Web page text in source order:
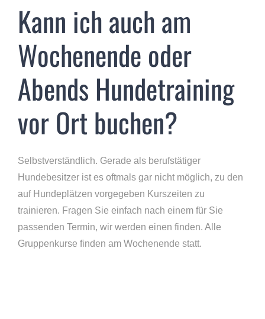
Kann ich auch am
Wochenende oder
Abends Hundetraining
vor Ort buchen?
Selbstverständlich. Gerade als berufstätiger
Hundebesitzer ist es oftmals gar nicht möglich, zu den
auf Hundeplätzen vorgegeben Kurszeiten zu
trainieren. Fragen Sie einfach nach einem für Sie
passenden Termin, wir werden einen finden. Alle
Gruppenkurse finden am Wochenende statt.